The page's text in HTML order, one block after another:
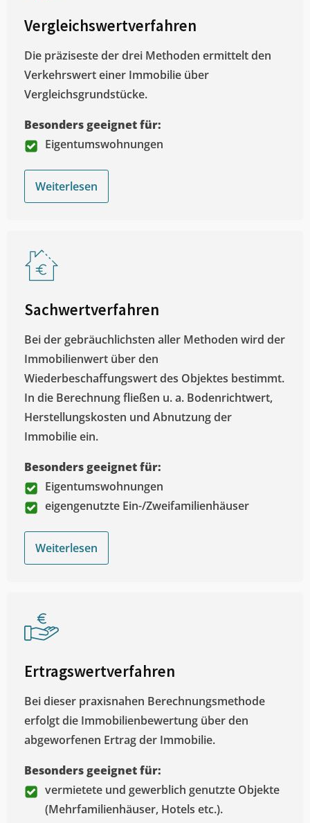
Vergleichswertverfahren
Die präziseste der drei Methoden ermittelt den
Verkehrswert einer Immobilie über
Vergleichsgrundstücke.
Besonders geeignet für:
Eigentumswohnungen
Weiterlesen
Sachwertverfahren
Bei der gebräuchlichsten aller Methoden wird der
Immobilienwert über den
Wiederbeschaffungswert des Objektes bestimmt.
In die Berechnung fließen u. a. Bodenrichtwert,
Herstellungskosten und Abnutzung der
Immobilie ein.
Besonders geeignet für:
Eigentumswohnungen
eigengenutzte Ein-/Zweifamilienhäuser
Weiterlesen
Ertragswertverfahren
Bei dieser praxisnahen Berechnungsmethode
erfolgt die Immobilienbewertung über den
abgeworfenen Ertrag der Immobilie.
Besonders geeignet für:
vermietete und gewerblich genutzte Objekte
(Mehrfamilienhäuser, Hotels etc.).